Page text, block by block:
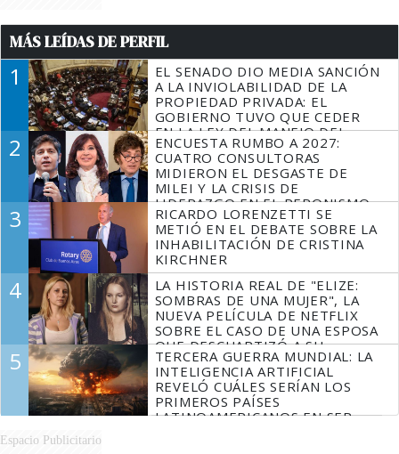
MÁS LEÍDAS DE PERFIL
1
EL SENADO DIO MEDIA SANCIÓN
A LA INVIOLABILIDAD DE LA
PROPIEDAD PRIVADA: EL
GOBIERNO TUVO QUE CEDER
EN LA LEY DEL MANEJO DEL
FUEGO
2
ENCUESTA RUMBO A 2027:
CUATRO CONSULTORAS
MIDIERON EL DESGASTE DE
MILEI Y LA CRISIS DE
LIDERAZGO EN EL PERONISMO
3
RICARDO LORENZETTI SE
METIÓ EN EL DEBATE SOBRE LA
INHABILITACIÓN DE CRISTINA
KIRCHNER
4
LA HISTORIA REAL DE "ELIZE:
SOMBRAS DE UNA MUJER", LA
NUEVA PELÍCULA DE NETFLIX
SOBRE EL CASO DE UNA ESPOSA
QUE DESCUARTIZÓ A SU
MARIDO
5
TERCERA GUERRA MUNDIAL: LA
INTELIGENCIA ARTIFICIAL
REVELÓ CUÁLES SERÍAN LOS
PRIMEROS PAÍSES
LATINOAMERICANOS EN SER
Espacio Publicitario